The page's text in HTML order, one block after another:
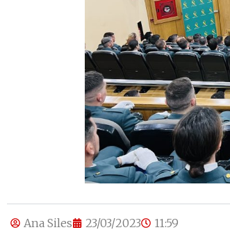
Ana Siles 23/03/2023 11:59